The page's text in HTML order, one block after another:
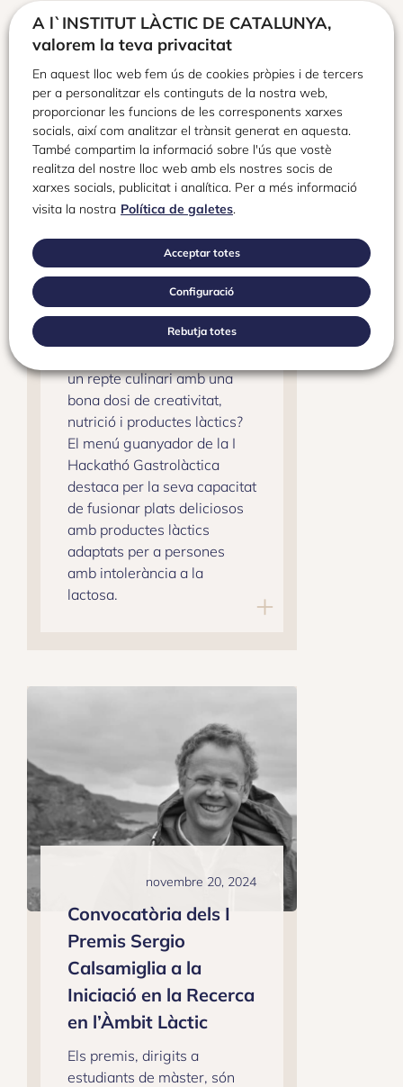
abril 16, 2025
Proposta de menú del
1r Premi de la I
Gastrolàctica
un repte culinari amb una
bona dosi de creativitat,
nutrició i productes làctics?
El menú guanyador de la I
Hackathó Gastrolàctica
destaca per la seva capacitat
de fusionar plats deliciosos
amb productes làctics
adaptats per a persones
amb intolerància a la
lactosa.
novembre 20, 2024
Convocatòria dels I
Premis Sergio
Calsamiglia a la
Iniciació en la Recerca
en l’Àmbit Làctic
Els premis, dirigits a
estudiants de màster, són
A l`INSTITUT LÀCTIC DE CATALUNYA,
valorem la teva privacitat
En aquest lloc web fem ús de cookies pròpies i de tercers
per a personalitzar els continguts de la nostra web,
proporcionar les funcions de les corresponents xarxes
socials, així com analitzar el trànsit generat en aquesta.
També compartim la informació sobre l'ús que vostè
realitza del nostre lloc web amb els nostres socis de
xarxes socials, publicitat i analítica. Per a més informació
visita la nostra Política de galetes.
Acceptar totes
Rebutja totes
Configuració